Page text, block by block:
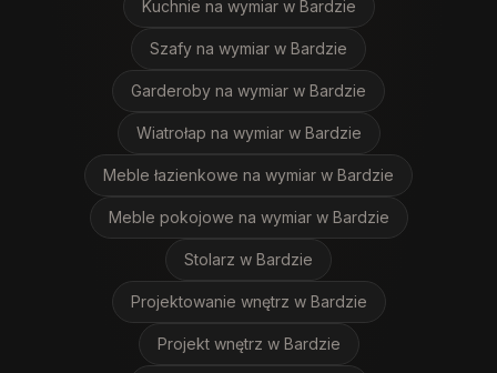
Kuchnie na wymiar w Bardzie
Szafy na wymiar w Bardzie
Garderoby na wymiar w Bardzie
Wiatrołap na wymiar w Bardzie
Meble łazienkowe na wymiar w Bardzie
Meble pokojowe na wymiar w Bardzie
Stolarz w Bardzie
Projektowanie wnętrz w Bardzie
Projekt wnętrz w Bardzie